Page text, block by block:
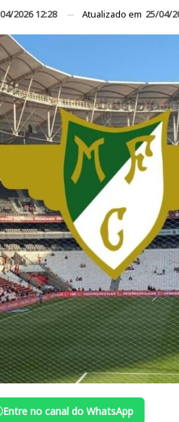
2026 12:28 Atualizado em 25/04/
Entre no canal do WhatsApp